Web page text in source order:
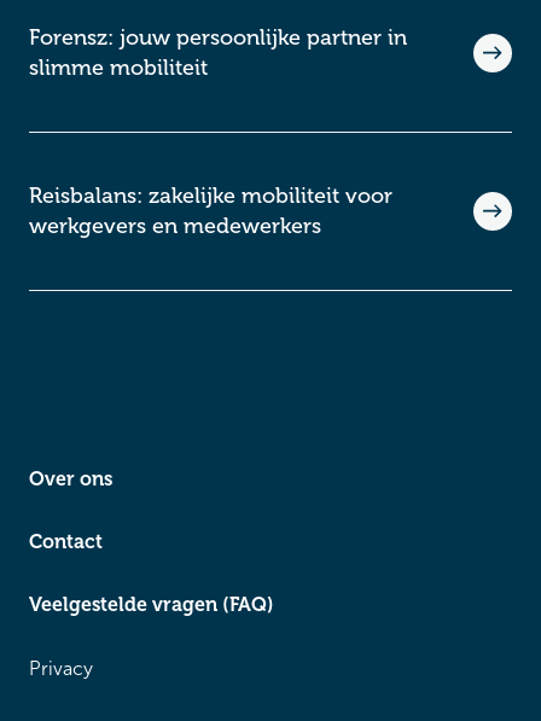
Forensz: jouw persoonlijke partner in
slimme mobiliteit
Reisbalans: zakelijke mobiliteit voor
werkgevers en medewerkers
Over ons
Contact
Veelgestelde vragen (FAQ)
Privacy